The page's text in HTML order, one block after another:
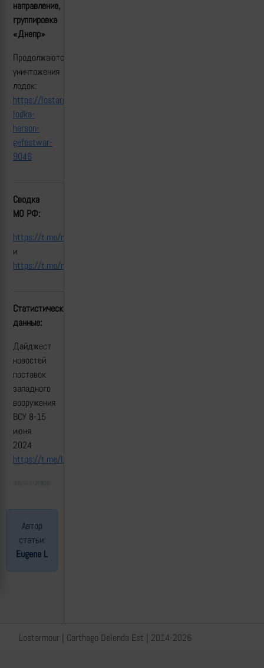
направление,
группировка
«Днепр»
Продолжаются
уничтожения
лодок:
https://lostarmour.info/news/sbros-
lodka-
herson-
gefestwar-
9046
Сводка
МО РФ:
https://t.me/mod
и
https://t.me/mod_russia/39828
Статистические
данные:
Дайджест
новостей
поставок
западного
вооружения
ВСУ 8-15
июня
2024
https://t.me/lost_armour/3027
Автор
статьи:
Eugene L
Lostarmour | Carthago Delenda Est | 2014-2026